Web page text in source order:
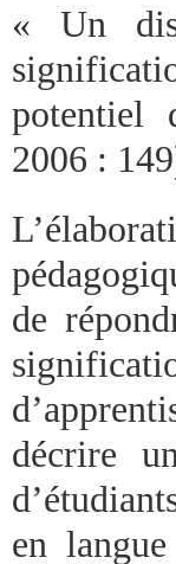
« Un
potentiel
2006 :
de
décrire
en